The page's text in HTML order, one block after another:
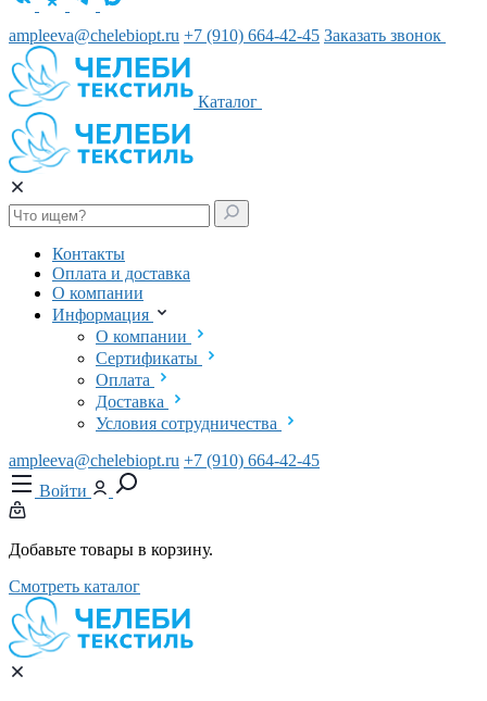
ampleeva@chelebiopt.ru +7 (910) 664-42-45 Заказать звонок
Каталог
Контакты
Оплата и доставка
О компании
Информация
О компании
Сертификаты
Оплата
Доставка
Условия сотрудничества
ampleeva@chelebiopt.ru +7 (910) 664-42-45
Войти
Добавьте товары в корзину.
Смотреть каталог